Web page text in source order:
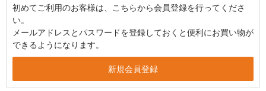
初めてご利用のお客様は、こちらから会員登録を行ってくださ
い。
メールアドレスとパスワードを登録しておくと便利にお買い物が
できるようになります。